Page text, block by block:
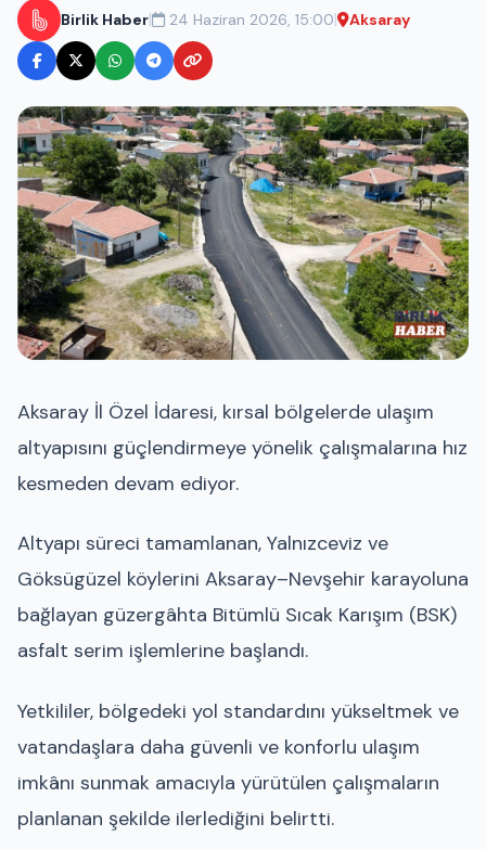
Birlik Haber| 24 Haziran 2026, 15:00| Aksaray
Aksaray İl Özel İdaresi, kırsal bölgelerde ulaşım
altyapısını güçlendirmeye yönelik çalışmalarına hız
kesmeden devam ediyor.
Altyapı süreci tamamlanan, Yalnızceviz ve
Göksügüzel köylerini Aksaray–Nevşehir karayoluna
bağlayan güzergâhta Bitümlü Sıcak Karışım (BSK)
asfalt serim işlemlerine başlandı.
Yetkililer, bölgedeki yol standardını yükseltmek ve
vatandaşlara daha güvenli ve konforlu ulaşım
imkânı sunmak amacıyla yürütülen çalışmaların
planlanan şekilde ilerlediğini belirtti.